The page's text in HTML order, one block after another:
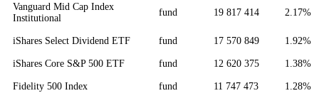
Vanguard Mid Cap Index
Institutional
fund 19 817 414 2.17%
iShares Select Dividend ETF fund 17 570 849 1.92%
iShares Core S&P 500 ETF fund 12 620 375 1.38%
Fidelity 500 Index fund 11 747 473 1.28%